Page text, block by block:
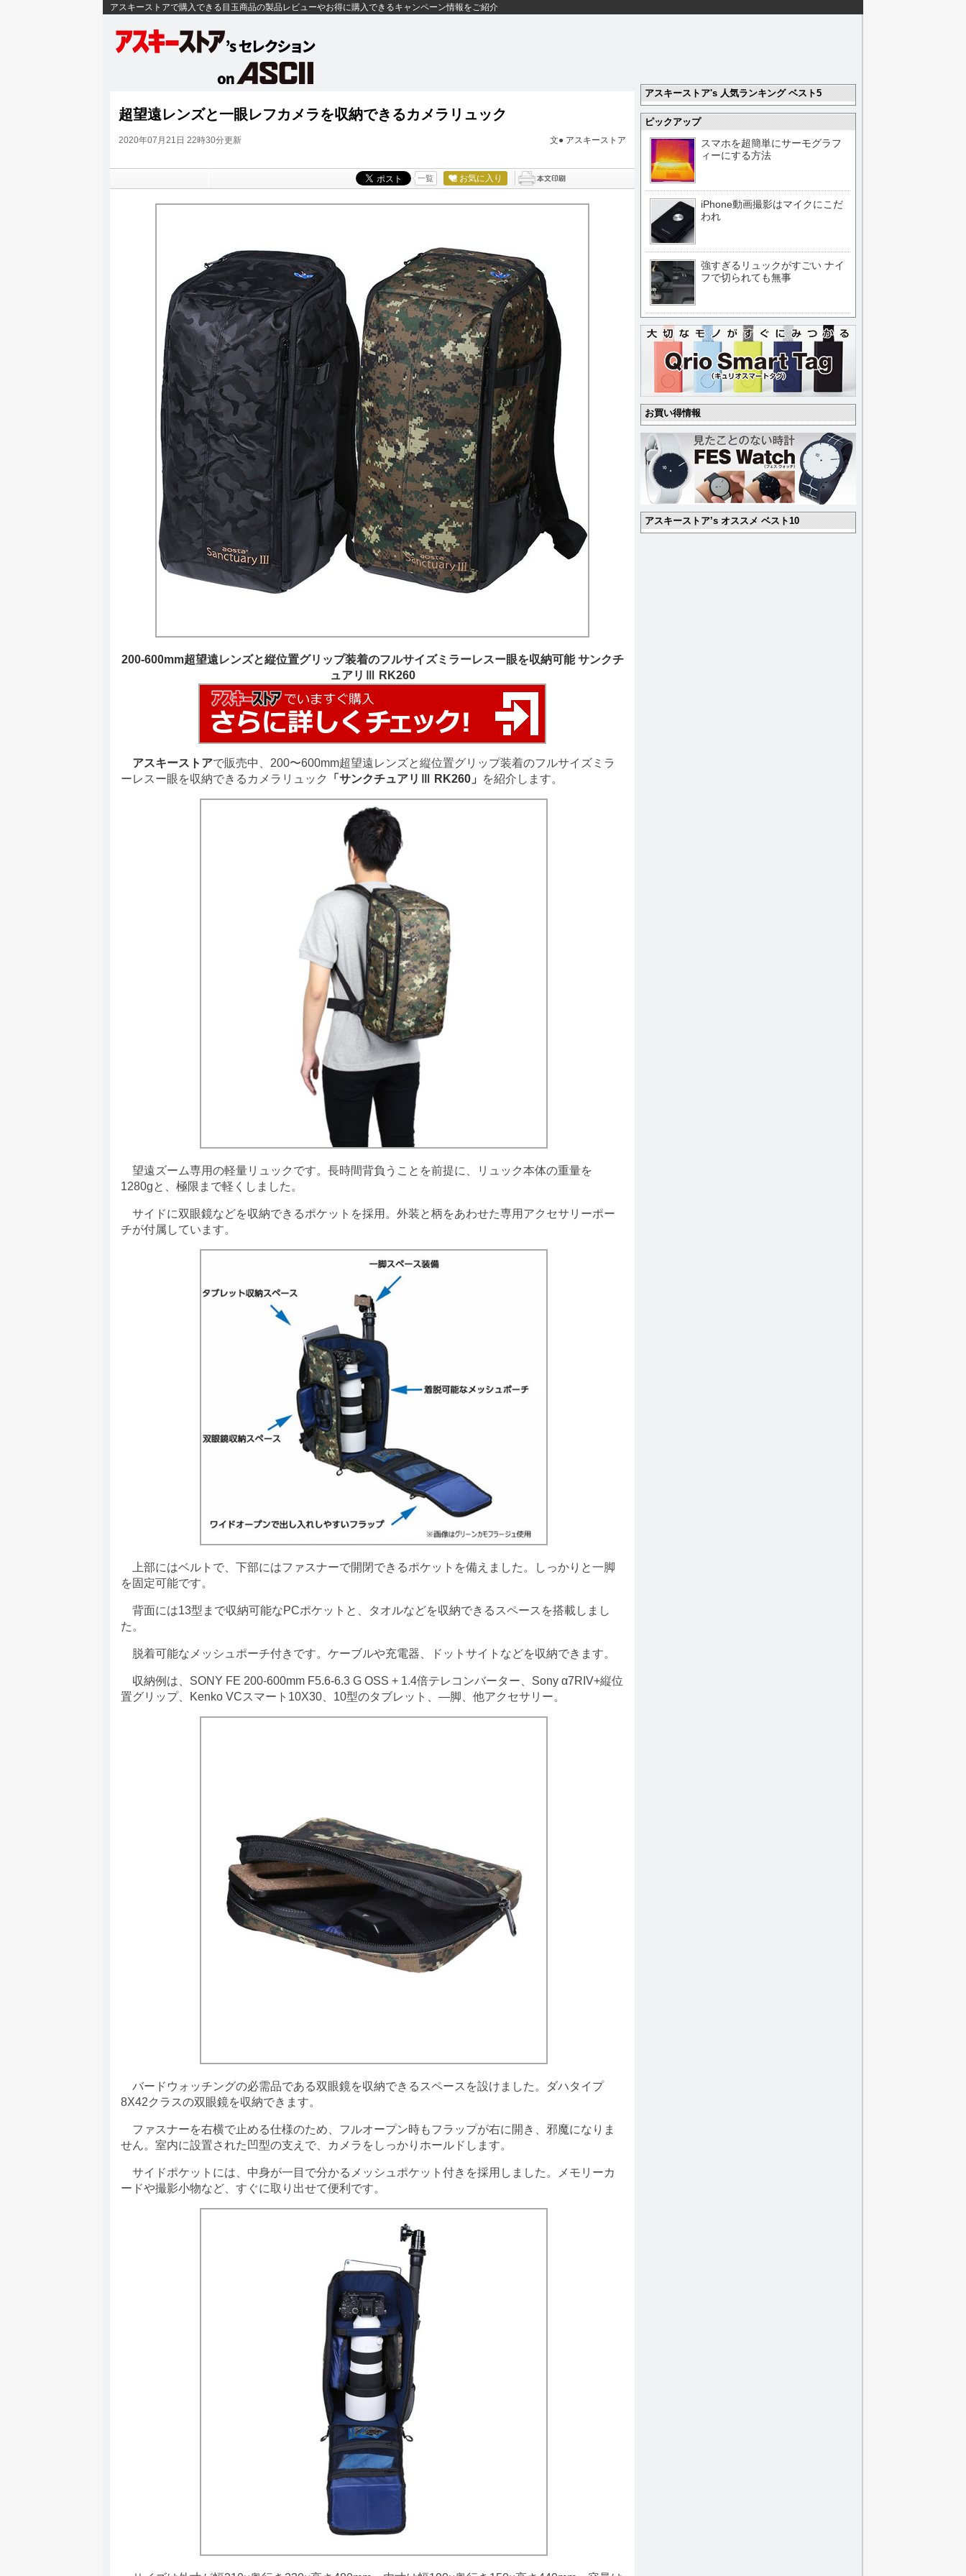
アスキーストアで購入できる目玉商品の製品レビューやお得に購入できるキャンペーン情報をご紹介
超望遠レンズと一眼レフカメラを収納できるカメラリュック
2020年07月21日 22時30分更新 文● アスキーストア
一覧 お気に入り
200-600mm超望遠レンズと縦位置グリップ装着のフルサイズミラーレスー眼を収納可能 サンクチ
ュアリⅢ RK260
アスキーストアで販売中、200〜600mm超望遠レンズと縦位置グリップ装着のフルサイズミラ
ーレスー眼を収納できるカメラリュック
「サンクチュアリⅢ RK260」 を紹介します。
望遠ズーム専用の軽量リュックです。長時間背負うことを前提に、リュック本体の重量を
1280gと、極限まで軽くしました。
サイドに双眼鏡などを収納できるポケットを採用。外装と柄をあわせた専用アクセサリーポー
チが付属しています。
上部にはベルトで、下部にはファスナーで開閉できるポケットを備えました。しっかりと一脚
を固定可能です。
背面には13型まで収納可能なPCポケットと、タオルなどを収納できるスペースを搭載しまし
た。
脱着可能なメッシュポーチ付きです。ケーブルや充電器、ドットサイトなどを収納できます。
収納例は、SONY FE 200-600mm F5.6-6.3 G OSS + 1.4倍テレコンバーター、Sony α7RIV+縦位
置グリップ、Kenko VCスマート10X30、10型のタブレット、―脚、他アクセサリー。
バードウォッチングの必需品である双眼鏡を収納できるスペースを設けました。ダハタイプ
8X42クラスの双眼鏡を収納できます。
ファスナーを右横で止める仕様のため、フルオープン時もフラップが右に開き、邪魔になりま
せん。室内に設置された凹型の支えで、カメラをしっかりホールドします。
サイドポケットには、中身が一目で分かるメッシュポケット付きを採用しました。メモリーカ
ードや撮影小物など、すぐに取り出せて便利です。
アスキーストア's 人気ランキング ベスト5
ピックアップ
スマホを超簡単にサーモグラフ
ィーにする方法
iPhone動画撮影はマイクにこだ
われ
強すぎるリュックがすごい ナイ
フで切られても無事
お買い得情報
アスキーストア’s オススメ ベスト10